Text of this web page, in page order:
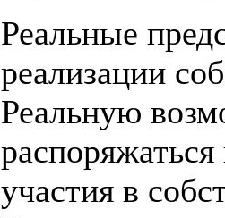
Реальные
реализации
Реальную
участия в